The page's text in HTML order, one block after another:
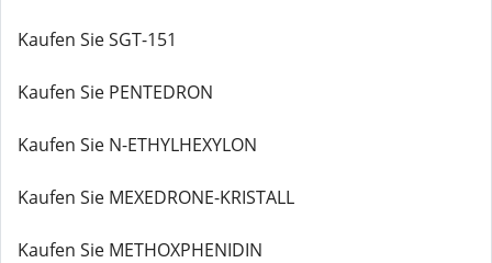
Kaufen Sie SGT-151
Kaufen Sie PENTEDRON
Kaufen Sie N-ETHYLHEXYLON
Kaufen Sie MEXEDRONE-KRISTALL
Kaufen Sie METHOXPHENIDIN